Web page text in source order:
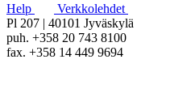
Help
Verkkolehdet
Pl 207 | 40101 Jyväskylä
puh. +358 20 743 8100
fax. +358 14 449 9694